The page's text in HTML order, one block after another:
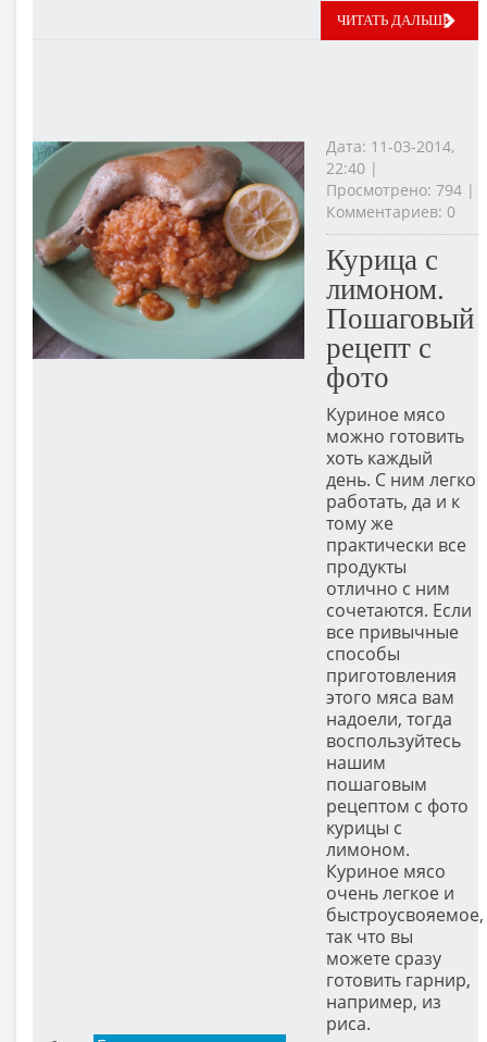
ЧИТАТЬ ДАЛЬШЕ
Дата: 11-03-2014,
22:40 |
Просмотрено: 794 |
Комментариев: 0
Курица с
лимоном.
Пошаговый
рецепт с
фото
Куриное мясо
можно готовить
хоть каждый
день. С ним легко
работать, да и к
тому же
практически все
продукты
отлично с ним
сочетаются. Если
все привычные
способы
приготовления
этого мяса вам
надоели, тогда
воспользуйтесь
нашим
пошаговым
рецептом с фото
курицы с
лимоном.
Куриное мясо
очень легкое и
быстроусвояемое,
так что вы
можете сразу
готовить гарнир,
например, из
риса.